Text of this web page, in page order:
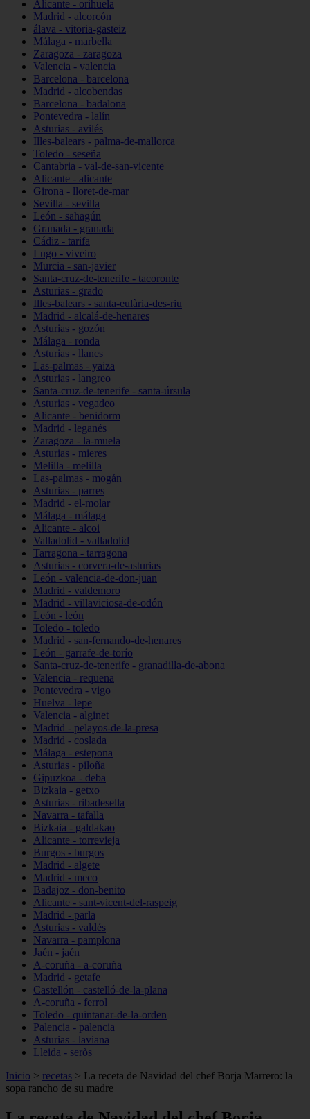
Alicante - orihuela
Madrid - alcorcón
álava - vitoria-gasteiz
Málaga - marbella
Zaragoza - zaragoza
Valencia - valencia
Barcelona - barcelona
Madrid - alcobendas
Barcelona - badalona
Pontevedra - lalín
Asturias - avilés
Illes-balears - palma-de-mallorca
Toledo - seseña
Cantabria - val-de-san-vicente
Alicante - alicante
Girona - lloret-de-mar
Sevilla - sevilla
León - sahagún
Granada - granada
Cádiz - tarifa
Lugo - viveiro
Murcia - san-javier
Santa-cruz-de-tenerife - tacoronte
Asturias - grado
Illes-balears - santa-eulària-des-riu
Madrid - alcalá-de-henares
Asturias - gozón
Málaga - ronda
Asturias - llanes
Las-palmas - yaiza
Asturias - langreo
Santa-cruz-de-tenerife - santa-úrsula
Asturias - vegadeo
Alicante - benidorm
Madrid - leganés
Zaragoza - la-muela
Asturias - mieres
Melilla - melilla
Las-palmas - mogán
Asturias - parres
Madrid - el-molar
Málaga - málaga
Alicante - alcoi
Valladolid - valladolid
Tarragona - tarragona
Asturias - corvera-de-asturias
León - valencia-de-don-juan
Madrid - valdemoro
Madrid - villaviciosa-de-odón
León - león
Toledo - toledo
Madrid - san-fernando-de-henares
León - garrafe-de-torío
Santa-cruz-de-tenerife - granadilla-de-abona
Valencia - requena
Pontevedra - vigo
Huelva - lepe
Valencia - alginet
Madrid - pelayos-de-la-presa
Madrid - coslada
Málaga - estepona
Asturias - piloña
Gipuzkoa - deba
Bizkaia - getxo
Asturias - ribadesella
Navarra - tafalla
Bizkaia - galdakao
Alicante - torrevieja
Burgos - burgos
Madrid - algete
Madrid - meco
Badajoz - don-benito
Alicante - sant-vicent-del-raspeig
Madrid - parla
Asturias - valdés
Navarra - pamplona
Jaén - jaén
A-coruña - a-coruña
Madrid - getafe
Castellón - castelló-de-la-plana
A-coruña - ferrol
Toledo - quintanar-de-la-orden
Palencia - palencia
Asturias - laviana
Lleida - seròs
Inicio > recetas > La receta de Navidad del chef Borja Marrero: la
sopa rancho de su madre